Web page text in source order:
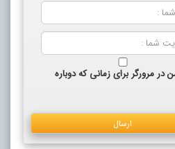
مرورگر برای زمانی که دوباره